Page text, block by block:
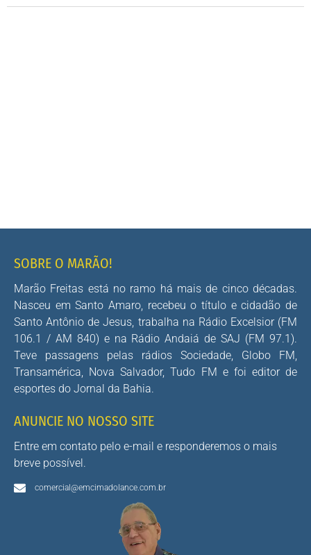
SOBRE O MARÃO!
Marão Freitas está no ramo há mais de cinco décadas.
Nasceu em Santo Amaro, recebeu o título e cidadão de
Santo Antônio de Jesus, trabalha na Rádio Excelsior (FM
106.1 / AM 840) e na Rádio Andaiá de SAJ (FM 97.1).
Teve passagens pelas rádios Sociedade, Globo FM,
Transamérica, Nova Salvador, Tudo FM e foi editor de
esportes do Jornal da Bahia.
ANUNCIE NO NOSSO SITE
Entre em contato pelo e-mail e responderemos o mais
breve possível.
comercial@emcimadolance.com.br